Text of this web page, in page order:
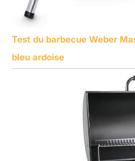
Test du barbecue Weber
bleu ardoise